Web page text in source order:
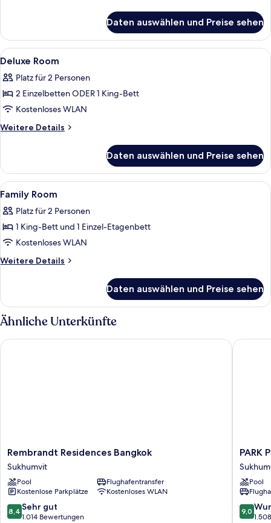
Room
Daten auswählen und Preise sehen
Alle
Fotos
für
Deluxe
Room
anzeigen
Zimmersafe, laptopgeeigneter
5
Deluxe Room
Platz für 2 Personen
2 Einzelbetten ODER 1 King-Bett
Kostenloses WLAN
Weitere Details
Weitere
Room
Daten auswählen und Preise sehen
Alle
Fotos
für
Family
Room
anzeigen
Zimmersafe, laptopgeeigneter
5
Family Room
Platz für 2 Personen
1 King-Bett und 1 Einzel-Etagenbett
Kostenloses WLAN
Weitere Details
Weitere
Room
Daten auswählen und Preise sehen
Ähnliche Unterkünfte
Rembrandt
Residences
Bangkok
Sukhumvit
Rembrandt Residences Bangkok
Sukhumvit
Pool
Flughafentransfer
Kostenlose Parkplätze
Kostenloses WLAN
8.4
von
8,4 Sehr gut
1.014 Bewertungen
Rembrandt Residences Bangkok
PARK
PLAZA
SOI
18
PARK
Pool
9.0
von
9,0
PARK